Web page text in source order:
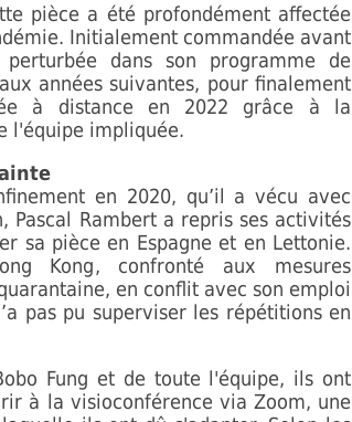
pièce a été profondément affectée
Initialement commandée avant
dans son programme de
années suivantes, pour finalement
à distance en 2022 grâce à la
l'équipe impliquée.
en 2020, qu’il a vécu avec
Pascal Rambert a repris ses activités
sa pièce en Espagne et en Lettonie.
Kong, confronté aux mesures
en conflit avec son emploi
pas pu superviser les répétitions en
Fung et de toute l'équipe, ils ont
à la visioconférence via Zoom, une